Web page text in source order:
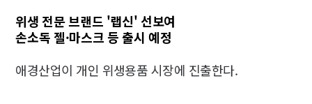
위생 전문 브랜드 '랩신' 선보여
손소독 젤·마스크 등 출시 예정
애경산업이 개인 위생용품 시장에 진출한다.